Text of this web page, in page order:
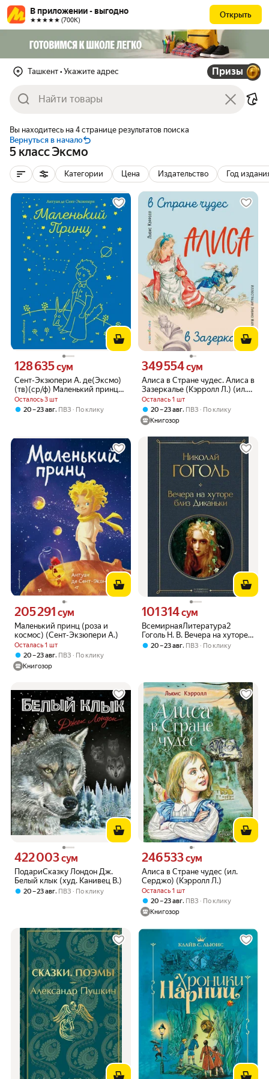
В приложении - выгодно
★★★★★ (700К)
Открыть
Ташкент • Укажите адрес Призы
Вы находитесь на 4 странице результатов поиска
Вернуться в начало
5 класс Эксмо
Категории Цена Издательство Год
Сент-Экзюпери А. де(Эксмо)
(тв)(ср/ф) Маленький принц
(рис. автора) (звезды) [978-5-
04-099277-5]
Осталось 3 шт
Цена 128635 сум вместо
128 635сум
20 – 23 авг, ПВЗ По клику
Алиса в Стране чудес. Алиса в
Зазеркалье (Кэрролл Л.) (ил.
Л. Марайя)
Осталась 1 шт
Цена 349554 сум вместо
349 554сум
20 – 23 авг, ПВЗ
По клику
Книгозор
Маленький принц (роза и
космос) (Сент-Экзюпери А.)
Осталась 1 шт
Цена 205291 сум вместо
205 291 сум
20 – 23 авг, ПВЗ
По клику
Книгозор
ВсемирнаяЛитература2
Гоголь Н. В. Вечера на хуторе
близ Диканьки
Цена 101314 сум вместо
101 314сум
20 – 23 авг, ПВЗ По клику
ПодариСказку Лондон Дж.
Белый клык (худ. Канивец В.)
Цена 422003 сум вместо
422 003сум
20 – 23 авг, ПВЗ По клику
Алиса в Стране чудес (ил.
Серджо) (Кэрролл Л.)
Осталась 1 шт
Цена 246533 сум вместо
246 533сум
20 – 23 авг, ПВЗ
По клику
Книгозор